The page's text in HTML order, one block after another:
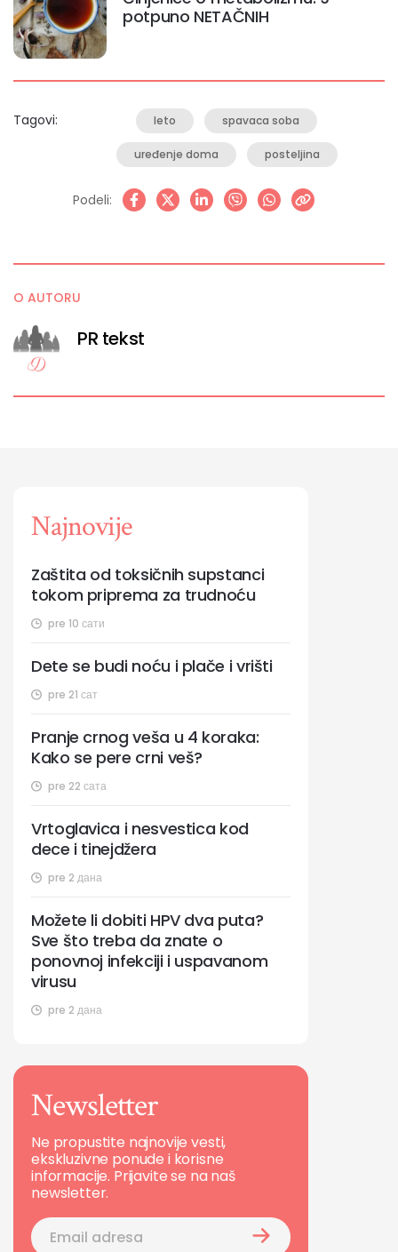
potpuno NETAČNIH
Tagovi: leto spavaca soba
uređenje doma posteljina
Podeli:
O AUTORU
PR tekst
Najnovije
pre 10 сати
Zaštita od toksičnih supstanci
tokom priprema za trudnoću
pre 21 сат
Dete se budi noću i plače i vrišti
pre 22 сата
Pranje crnog veša u 4 koraka:
Kako se pere crni veš?
pre 2 дана
Vrtoglavica i nesvestica kod
dece i tinejdžera
pre 2 дана
Možete li dobiti HPV dva puta?
Sve što treba da znate o
ponovnoj infekciji i uspavanom
virusu
Newsletter
Ne propustite najnovije vesti,
ekskluzivne ponude i korisne
informacije. Prijavite se na naš
newsletter.